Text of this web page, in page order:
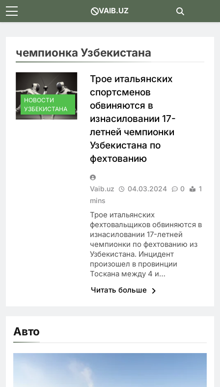
Skip
to
VAIB.UZ
чемпионка Узбекистана
НОВОСТИ
УЗБЕКИСТАНА
Трое итальянских
спортсменов
обвиняются в
изнасиловании 17-
летней чемпионки
Узбекистана по
фехтованию
Vaib.uz 04.03.2024 0
1
mins
Трое итальянских
фехтовальщиков обвиняются в
изнасиловании 17-летней
чемпионки по фехтованию из
Узбекистана. Инцидент
произошел в провинции
Тоскана между 4 и…
Читать больше
Авто